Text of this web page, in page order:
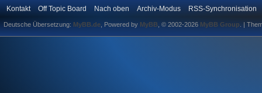
Kontakt Off Topic Board Nach oben Archiv-Modus RSS-Synchronisation
Deutsche Übersetzung: MyBB.de , Powered by MyBB , © 2002-2026 MyBB Group |